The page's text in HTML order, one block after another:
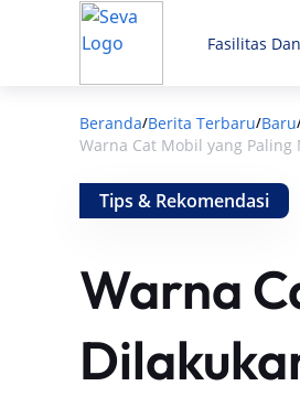
Fasilitas
Beranda/Berita Terbaru/Baru
Warna Cat Mobil yang
Tips & Rekomendasi
Warna